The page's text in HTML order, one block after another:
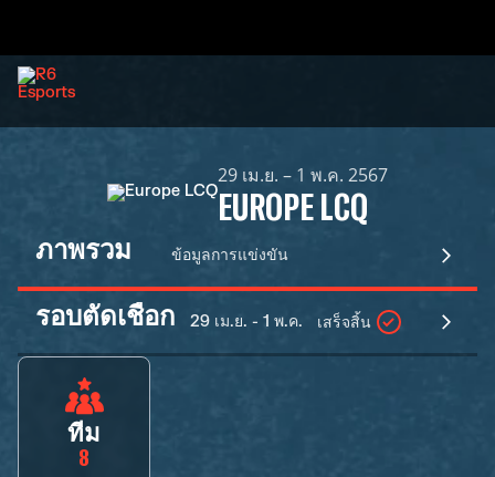
29 เม.ย. – 1 พ.ค. 2567
EUROPE LCQ
ภาพรวม ข้อมูลการแข่งขัน
รอบตัดเชือก 29 เม.ย. - 1 พ.ค. เสร็จสิ้น
ทีม
8